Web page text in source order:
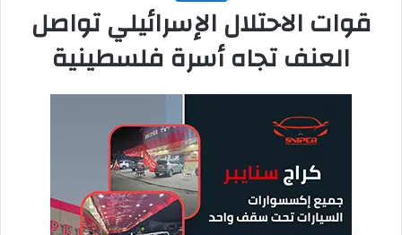
قوات الاحتلال الإسرائيلي تواصل
العنف تجاه أسرة فلسطينية